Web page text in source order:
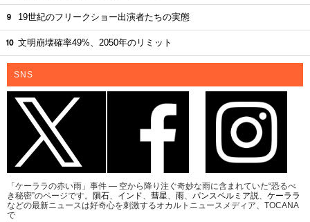
19世紀のフリークショー出演者たちの実態
文明崩壊確率49%、2050年のリミット
SNS
「ケーララの赤い雨」事件 ― 空から降り注ぐ奇妙な雨に含まれていた“恐るべ
き秘密”のページです。 隕石、 インド、 彗星、 雨、 パンスペルミア説、 ケーララ
などの最新ニュースは好奇心を刺激するオカルトニュースメディア、TOCANA
で